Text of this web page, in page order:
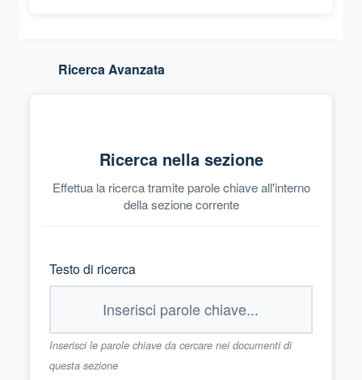
Ricerca Avanzata
Ricerca nella sezione
Effettua la ricerca tramite parole chiave all'interno
della sezione corrente
Testo di ricerca
Inserisci le parole chiave da cercare nei documenti di
questa sezione